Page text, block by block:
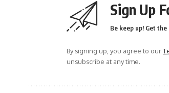
Sign Up
Be keep up! Get
By signing up, you agree to our
unsubscribe at any time.